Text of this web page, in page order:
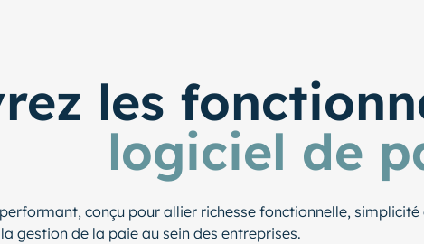
les
logiciel de
conçu pour allier richesse fonctionnelle,
gestion de la paie au sein des entreprises.